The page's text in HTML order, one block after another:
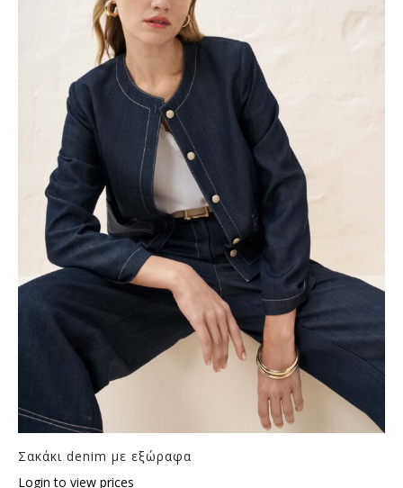
Σακάκι denim με εξώραφα
Login to view prices